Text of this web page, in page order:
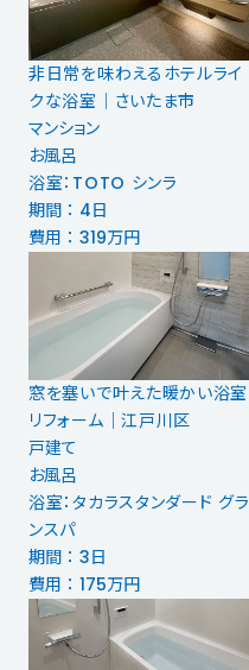
非日常を味わえるホテルライ
クな浴室｜さいたま市
マンション
お風呂
浴室：TOTO シンラ
期間 ： 4日
費用 ： 319万円
窓を塞いで叶えた暖かい浴室
リフォーム｜江戸川区
戸建て
お風呂
浴室：タカラスタンダード グラ
ンスパ
期間 ： 3日
費用 ： 175万円